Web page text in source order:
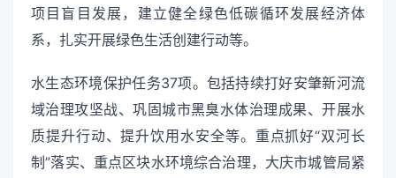
项目盲目发展，建立健全绿色低碳循环发展经济体
系，扎实开展绿色生活创建行动等。
水生态环境保护任务37项。包括持续打好安肇新河流
域治理攻坚战、巩固城市黑臭水体治理成果、开展水
质提升行动、提升饮用水安全等。重点抓好“双河长
制”落实、重点区块水环境综合治理，大庆市城管局紧